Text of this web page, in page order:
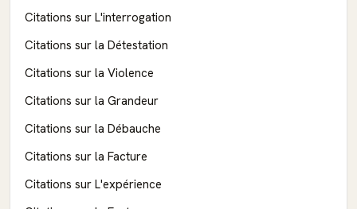
Citations sur L'interrogation
Citations sur la Détestation
Citations sur la Violence
Citations sur la Grandeur
Citations sur la Débauche
Citations sur la Facture
Citations sur L'expérience